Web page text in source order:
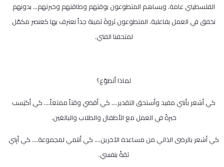
الفلسطيني عامة. ويساهم المتطوعون بوقتهم وطاقتهم وخبرتهم… بدونهم
نخفق في العمل بفاعلية. المتطوعون ثروةَ ثمينة جداً نعترف بها كعنصر مكمّل
لمتحفنا الفتي.
لماذا أتطوّع؟
كي أشعر بأنني مفيد وأستحق التقدير…. كي أقضي وقتاً ممتعاً…. كي أكتِسب
خبرةً في العمل مع الأطفال والطلاب والبالغين.
كي أشعر بالرضى الذاتي من مساعدة الآخرين…. كي أنتمي لمجموعة…. كي أبِني
ثقةً بنفسي.